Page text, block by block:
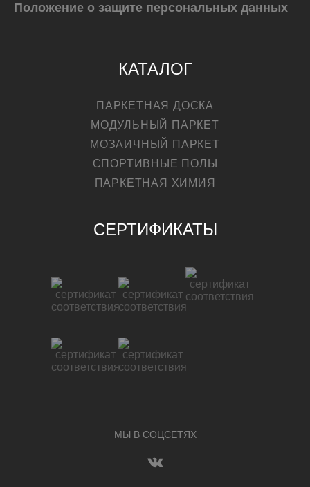
Положение о защите персональных данных
КАТАЛОГ
ПАРКЕТНАЯ ДОСКА
МОДУЛЬНЫЙ ПАРКЕТ
МОЗАИЧНЫЙ ПАРКЕТ
СПОРТИВНЫЕ ПОЛЫ
ПАРКЕТНАЯ ХИМИЯ
СЕРТИФИКАТЫ
МЫ В СОЦСЕТЯХ